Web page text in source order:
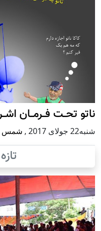
ناتو تحــت فــرمــان
شنبه22 جولای 2017 , شمس